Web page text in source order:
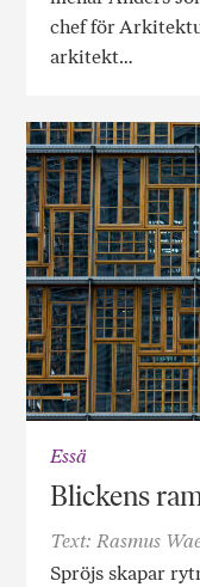
chef för
arkitekt…
Essä
Blickens
Text: Rasmus
Spröjs skapar